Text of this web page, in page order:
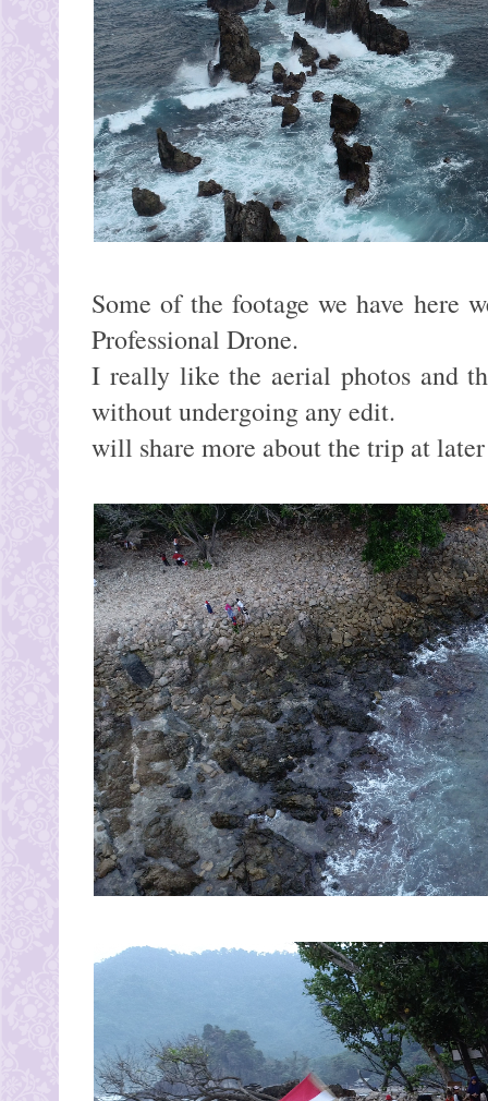
Some of the footage we have here
Professional Drone.
I really like the aerial photos and
without undergoing any edit.
will share more about the trip at later